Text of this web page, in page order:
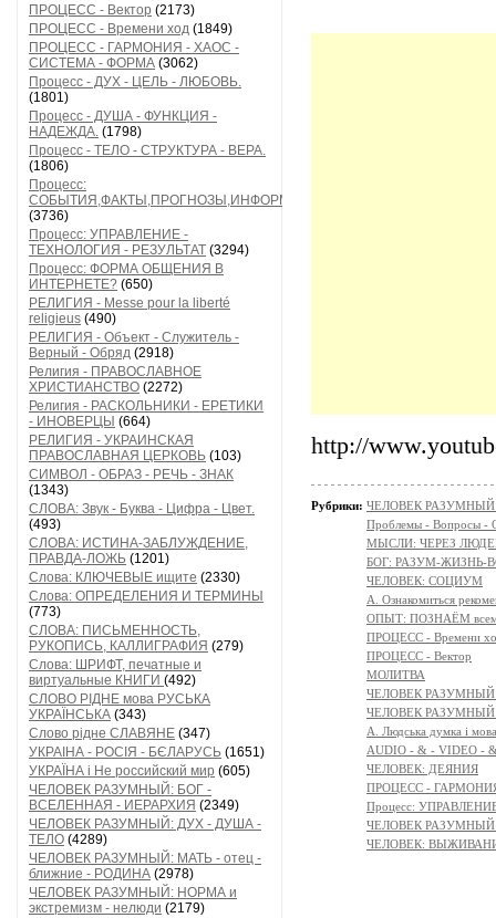
ПРОЦЕСС - Вектор (2173)
ПРОЦЕСС - Времени ход (1849)
ПРОЦЕСС - ГАРМОНИЯ - ХАОС -
СИСТЕМА - ФОРМА (3062)
Процесс - ДУХ - ЦЕЛЬ - ЛЮБОВЬ.
(1801)
Процесс - ДУША - ФУНКЦИЯ -
НАДЕЖДА. (1798)
Процесс - ТЕЛО - СТРУКТУРА - ВЕРА.
(1806)
Процесс:
СОБЫТИЯ,ФАКТЫ,ПРОГНОЗЫ,ИНФОРМАЦИЯ
(3736)
Процесс: УПРАВЛЕНИЕ -
ТЕХНОЛОГИЯ - РЕЗУЛЬТАТ (3294)
Процесс: ФОРМА ОБЩЕНИЯ В
ИНТЕРНЕТЕ? (650)
РЕЛИГИЯ - Messe pour la liberté
religieus (490)
РЕЛИГИЯ - Объект - Служитель -
Верный - Обряд (2918)
Религия - ПРАВОСЛАВНОЕ
ХРИСТИАНСТВО (2272)
Религия - РАСКОЛЬНИКИ - ЕРЕТИКИ
- ИНОВЕРЦЫ (664)
РЕЛИГИЯ - УКРАИНСКАЯ
ПРАВОСЛАВНАЯ ЦЕРКОВЬ (103)
СИМВОЛ - ОБРАЗ - РЕЧЬ - ЗНАК
(1343)
СЛОВА: Звук - Буква - Цифра - Цвет.
(493)
СЛОВА: ИСТИНА-ЗАБЛУЖДЕНИЕ,
ПРАВДА-ЛОЖЬ (1201)
Слова: КЛЮЧЕВЫЕ ищите (2330)
Слова: ОПРЕДЕЛЕНИЯ И ТЕРМИНЫ
(773)
СЛОВА: ПИСЬМЕННОСТЬ,
РУКОПИСЬ, КАЛЛИГРАФИЯ (279)
Слова: ШРИФТ, печатные и
виртуальные КНИГИ (492)
СЛОВО РІДНЕ мова РУСЬКА
УКРАЇНСЬКА (343)
Слово рідне СЛАВЯНЕ (347)
УКРАІНА - РОСІЯ - БЄЛАРУСЬ (1651)
УКРАЇНА і Не российский мир (605)
ЧЕЛОВЕК РАЗУМНЫЙ: БОГ -
ВСЕЛЕННАЯ - ИЕРАРХИЯ (2349)
ЧЕЛОВЕК РАЗУМНЫЙ: ДУХ - ДУША -
ТЕЛО (4289)
ЧЕЛОВЕК РАЗУМНЫЙ: МАТЬ - отец -
ближние - РОДИНА (2978)
ЧЕЛОВЕК РАЗУМНЫЙ: НОРМА и
экстремизм - нелюди (2179)
http://
Рубрики: ЧЕЛОВЕК РАЗУМНЫЙ:
Проблемы - Вопросы -
МЫСЛИ: ЧЕРЕЗ
БОГ: РАЗУМ-ЖИЗНЬ-
ЧЕЛОВЕК: СОЦИУМ
А. Ознакомиться
ОПЫТ: ПОЗНАЁМ всем
ПРОЦЕСС - Времени
ПРОЦЕСС - Вектор
МОЛИТВА
ЧЕЛОВЕК РАЗУМНЫЙ:
ЧЕЛОВЕК
A. Людська думка і мова
AUDIO - & - VIDEO -
ЧЕЛОВЕК: ДЕЯНИЯ
ПРОЦЕСС -
Процесс:
ЧЕЛОВЕК
ЧЕЛОВЕК: ВЫЖИВАНИЕ